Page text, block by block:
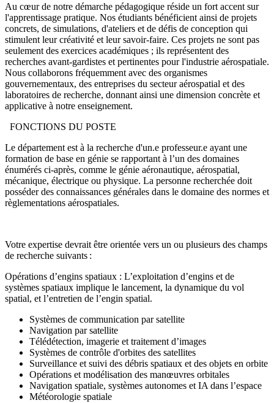
Au cœur de notre démarche pédagogique réside un fort accent sur
l'apprentissage pratique. Nos étudiants bénéficient ainsi de projets
concrets, de simulations, d'ateliers et de défis de conception qui
stimulent leur créativité et leur savoir-faire. Ces projets ne sont pas
seulement des exercices académiques ; ils représentent des
recherches avant-gardistes et pertinentes pour l'industrie aérospatiale.
Nous collaborons fréquemment avec des organismes
gouvernementaux, des entreprises du secteur aérospatial et des
laboratoires de recherche, donnant ainsi une dimension concrète et
applicative à notre enseignement.
FONCTIONS DU POSTE
Le département est à la recherche d'un.e professeur.e ayant une
formation de base en génie se rapportant à l’un des domaines
énumérés ci-après, comme le génie aéronautique, aérospatial,
mécanique, électrique ou physique. La personne recherchée doit
posséder des connaissances générales dans le domaine des normes et
règlementations aérospatiales.
Votre expertise devrait être orientée vers un ou plusieurs des champs
de recherche suivants :
Opérations d’engins spatiaux : L’exploitation d’engins et de
systèmes spatiaux implique le lancement, la dynamique du vol
spatial, et l’entretien de l’engin spatial.
Systèmes de communication par satellite
Navigation par satellite
Télédétection, imagerie et traitement d’images
Systèmes de contrôle d'orbites des satellites
Surveillance et suivi des débris spatiaux et des objets en orbite
Opérations et modélisation des manœuvres orbitales
Navigation spatiale, systèmes autonomes et IA dans l’espace
Météorologie spatiale